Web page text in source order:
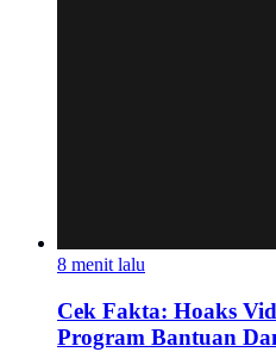
8 menit lalu
Cek Fakta: Hoaks
Program Bantuan